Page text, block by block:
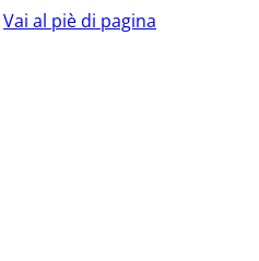
Vai al piè di pagina